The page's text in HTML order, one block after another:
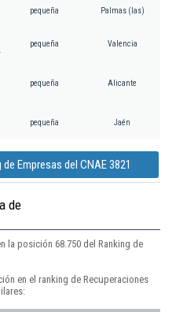
pequeña Palmas (las)
pequeña Valencia
pequeña Alicante
pequeña Jaén
de Empresas del CNAE 3821
de
la posición 68.750 del Ranking de
en el ranking de Recuperaciones